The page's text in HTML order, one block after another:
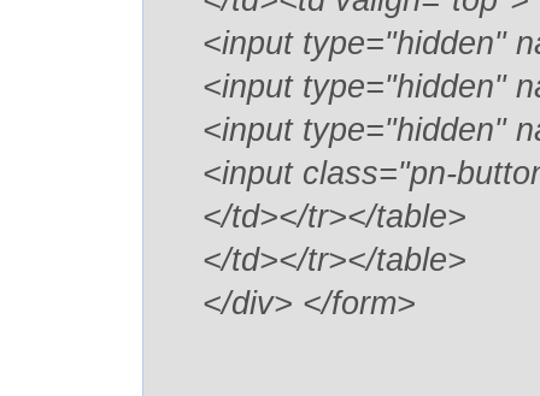
<input type="hidden"
<input type="hidden"
<input type="hidden"
<input class="pn-
</td></tr></table>
</td></tr></table>
</div> </form>